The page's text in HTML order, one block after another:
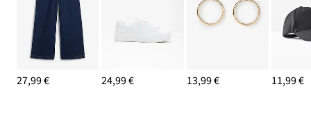
27,99 € 24,99 € 13,99 € 11,99 €